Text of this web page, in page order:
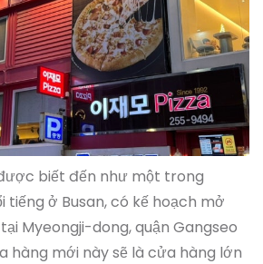
biết đến như một trong
tiếng ở Busan, có kế hoạch mở
Myeongji-dong, quận Gangseo
hàng mới này sẽ là cửa hàng lớn